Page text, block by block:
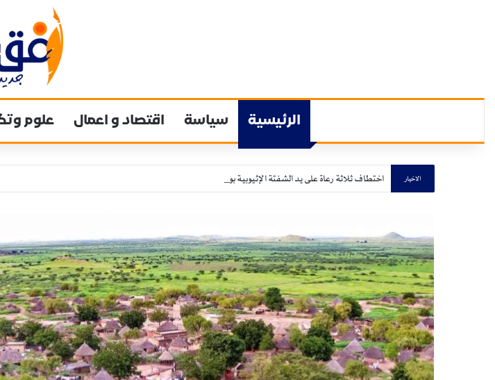
الرئيسية سياسة اقتصاد و اعمال علوم
الاخيار اختطاف ثلاثة رعاة على يد الشفتة الإثيوبية بولاية القضارف